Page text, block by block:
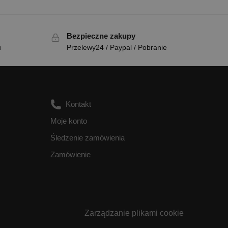
Bezpieczne zakupy
Przelewy24 / Paypal / Pobranie
Kontakt
Moje konto
Śledzenie zamówienia
Zamówienie
Zarządzanie plikami cookie